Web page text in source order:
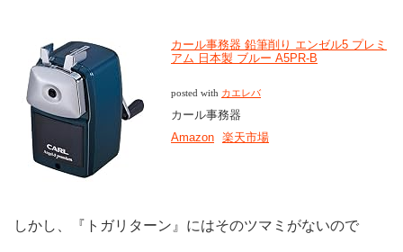
カール事務器 鉛筆削り エンゼル5 プレミ
アム 日本製 ブルー A5PR-B
posted with カエレバ
カール事務器
Amazon 楽天市場
しかし、『トガリターン』にはそのツマミがないので